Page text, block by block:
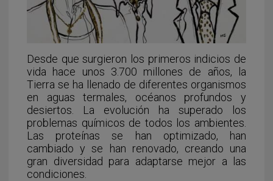
Desde que surgieron los primeros indicios de
vida hace unos 3.700 millones de años, la
Tierra se ha llenado de diferentes organismos
en aguas termales, océanos profundos y
desiertos. La evolución ha superado los
problemas químicos de todos los ambientes.
Las proteínas se han optimizado, han
cambiado y se han renovado, creando una
gran diversidad para adaptarse mejor a las
condiciones.